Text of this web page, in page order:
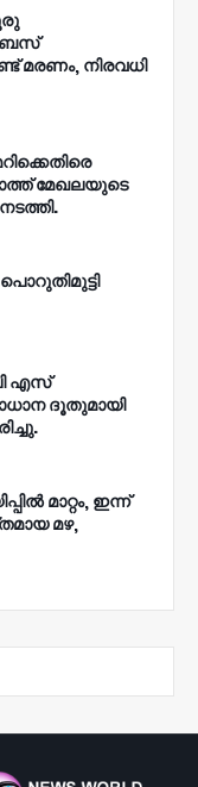
ബസ്
മരണം, നിരവധി
മേഖലയുടെ
എസ്
ദൂതുമായി
മാറ്റം, ഇന്ന്
മഴ,